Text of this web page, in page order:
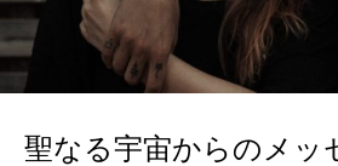
聖なる宇宙からのメッ